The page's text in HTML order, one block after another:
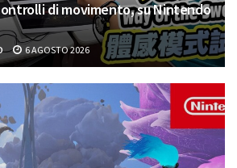
di movimento, su Nintendo
6 AGOSTO 2026